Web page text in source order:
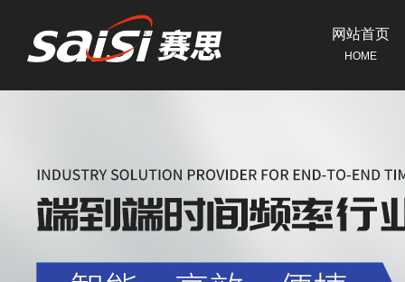
网站首页
HOME